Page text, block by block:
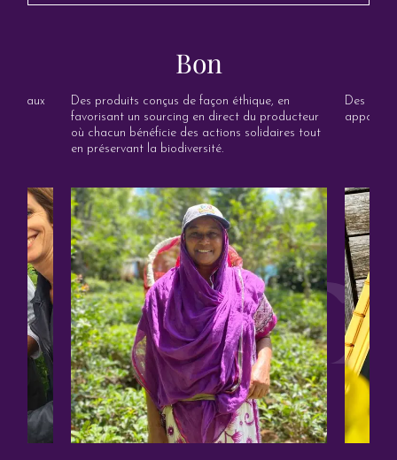
aux
Bon
Des produits conçus de façon éthique, en
favorisant un sourcing en direct du producteur
où chacun bénéficie des actions solidaires tout
en préservant la biodiversité.
Des